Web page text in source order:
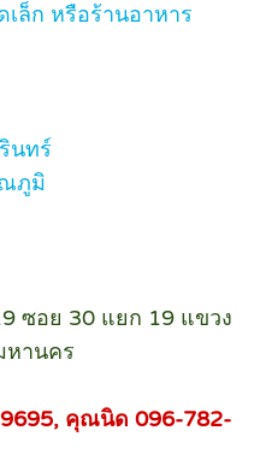
ล็ก หรือร้านอาหาร
นทร์
ภูมิ
ซอย 30 แยก 19 แขวง
หานคร
คุณนิด 096-782-